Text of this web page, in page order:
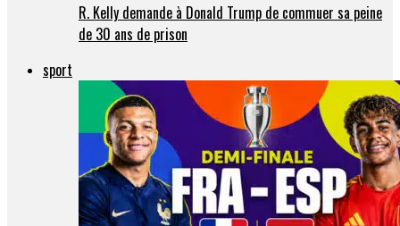
R. Kelly demande à Donald Trump de commuer sa peine
de 30 ans de prison
sport